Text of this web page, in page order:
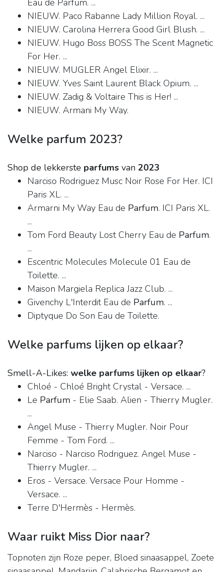
Eau de Parfum. ...
NIEUW. Paco Rabanne Lady Million Royal. ...
NIEUW. Carolina Herrera Good Girl Blush. ...
NIEUW. Hugo Boss BOSS The Scent Magnetic
For Her. ...
NIEUW. MUGLER Angel Elixir. ...
NIEUW. Yves Saint Laurent Black Opium. ...
NIEUW. Zadig & Voltaire This is Her! ...
NIEUW. Armani My Way.
Welke parfum 2023?
Shop de lekkerste parfums van 2023
Narciso Rodriguez Musc Noir Rose For Her. ICI
Paris XL. ...
Armarni My Way Eau de Parfum. ICI Paris XL.
...
Tom Ford Beauty Lost Cherry Eau de Parfum.
...
Escentric Molecules Molecule 01 Eau de
Toilette. ...
Maison Margiela Replica Jazz Club. ...
Givenchy L'Interdit Eau de Parfum. ...
Diptyque Do Son Eau de Toilette.
Welke parfums lijken op elkaar?
Smell-A-Likes: welke parfums lijken op elkaar?
Chloé - Chloé Bright Crystal - Versace. ...
Le Parfum - Elie Saab. Alien - Thierry Mugler.
...
Angel Muse - Thierry Mugler. Noir Pour
Femme - Tom Ford. ...
Narciso - Narciso Rodriguez. Angel Muse -
Thierry Mugler. ...
Eros - Versace. Versace Pour Homme -
Versace. ...
Terre D'Hermès - Hermès.
Waar ruikt Miss Dior naar?
Topnoten zijn Roze peper, Bloed sinaasappel, Zoete